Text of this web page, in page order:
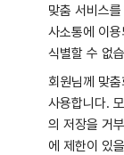
맞춤 서비스
사소통에 이
식별할 수 없
회원님께 맞
사용합니다.
의 저장을 거
에 제한이 있